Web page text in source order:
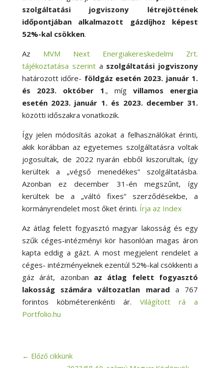
szolgáltatási jogviszony létrejöttének
időpontjában alkalmazott gázdíjhoz képest
52%-kal csökken.
Az MVM Next Energiakereskedelmi Zrt.
tájékoztatása szerinta szolgáltatási jogviszony
határozott időre- földgáz esetén 2023. január 1.
és 2023. október 1., mígvillamos energia
esetén 2023. január 1. és 2023. december 31.
közötti időszakra vonatkozik.
Így jelen módosítás azokat a felhasználókat érinti,
akik korábban az egyetemes szolgáltatásra voltak
jogosultak, de 2022 nyarán ebből kiszorultak, így
kerültek a „végső menedékes” szolgáltatásba.
Azonban ez december 31-én megszűnt, így
kerültek be a „váltó fixes” szerződésekbe, a
kormányrendelet most őket érinti. Írja az Index
Az átlag felett fogyasztó magyar lakosság és egy
szűk céges-intézményi kör hasonlóan magas áron
kapta eddig a gázt. A most megjelent rendelet a
céges- intézményeknek ezentúl 52%-kal csökkenti a
gáz árát, azonban az átlag felett fogyasztó
lakosság számára változatlan marad a 767
forintos köbméterenkénti ár.Világított rá a
Portfolio.hu
← Előző cikkünk